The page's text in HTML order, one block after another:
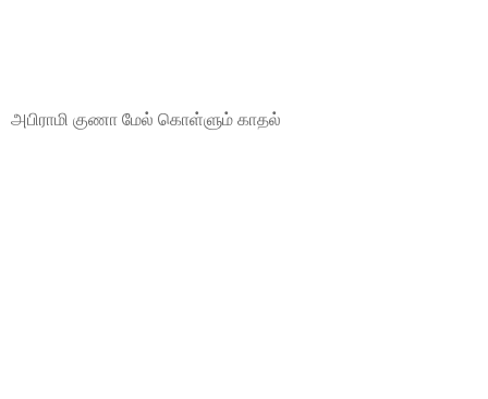
அபிராமி குணா மேல் கொள்ளும் காதல்